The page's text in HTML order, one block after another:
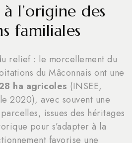
l’origine des
familiales
relief : le morcellement du
du Mâconnais ont une
ha agricoles (INSEE,
2020), avec souvent une
issues des héritages
pour s’adapter à la
favorise une